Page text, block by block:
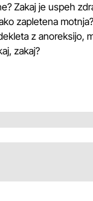
Zakaj je uspeh
zapletena
z anoreksijo,
zakaj?